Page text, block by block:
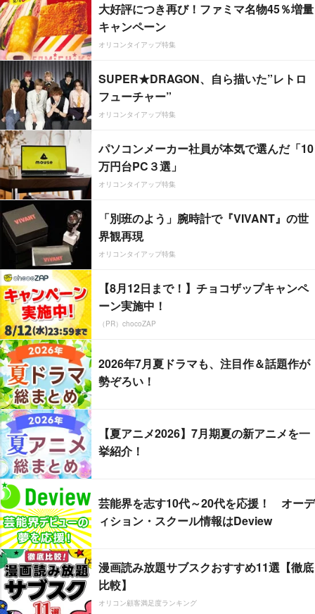
大好評につき再び！ファミマ名物45％増量
キャンペーン
オリコンタイアップ特集
SUPER★DRAGON、自ら描いた”レトロ
フューチャー”
オリコンタイアップ特集
パソコンメーカー社員が本気で選んだ「10
万円台PC３選」
オリコンタイアップ特集
「別班のよう」腕時計で『VIVANT』の世
界観再現
オリコンタイアップ特集
【8月12日まで！】チョコザップキャンペ
ーン実施中！
（PR）chocoZAP
2026年7月夏ドラマも、注目作＆話題作が
勢ぞろい！
【夏アニメ2026】7月期夏の新アニメを一
挙紹介！
芸能界を志す10代～20代を応援！ オーデ
ィション・スクール情報はDeview
漫画読み放題サブスクおすすめ11選【徹底
比較】
オリコン顧客満足度ランキング